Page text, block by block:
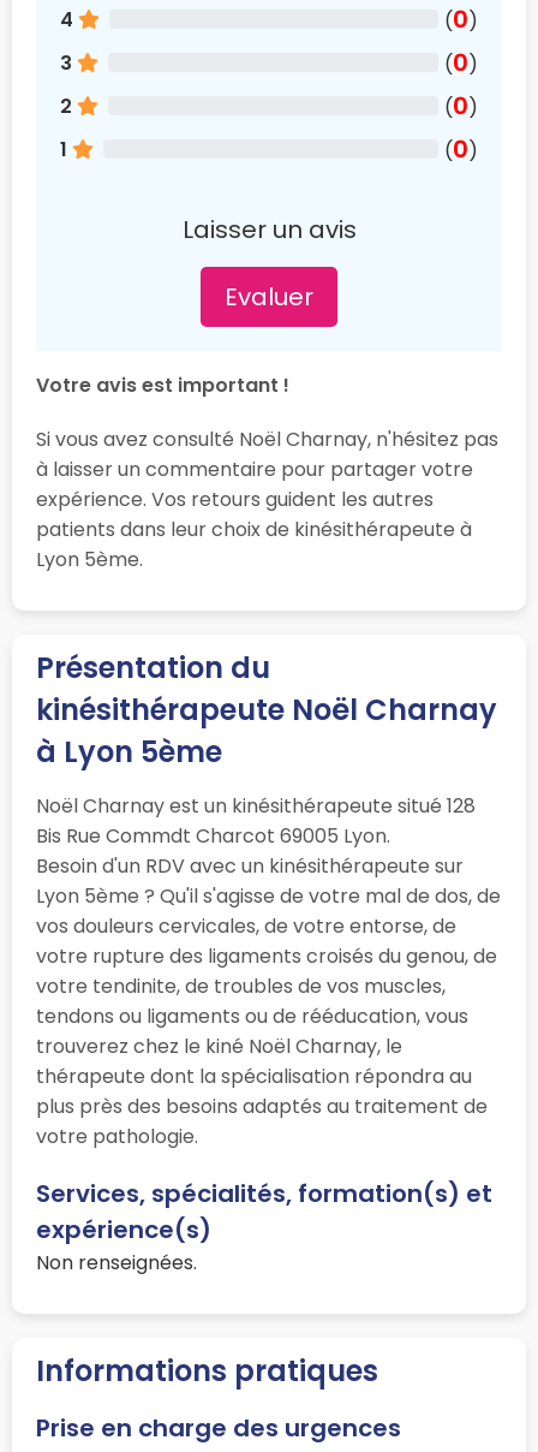
4
(0)
3
(0)
2
(0)
1
(0)
Laisser un avis
Evaluer
Votre avis est important !
Si vous avez consulté Noël Charnay, n'hésitez pas
à laisser un commentaire pour partager votre
expérience. Vos retours guident les autres
patients dans leur choix de kinésithérapeute à
Lyon 5ème.
Présentation du
kinésithérapeute Noël Charnay
à Lyon 5ème
Noël Charnay est un kinésithérapeute situé 128
Bis Rue Commdt Charcot 69005 Lyon.
Besoin d'un RDV avec un kinésithérapeute sur
Lyon 5ème ? Qu'il s'agisse de votre mal de dos, de
vos douleurs cervicales, de votre entorse, de
votre rupture des ligaments croisés du genou, de
votre tendinite, de troubles de vos muscles,
tendons ou ligaments ou de rééducation, vous
trouverez chez le kiné Noël Charnay, le
thérapeute dont la spécialisation répondra au
plus près des besoins adaptés au traitement de
votre pathologie.
Services, spécialités, formation(s) et
expérience(s)
Non renseignées.
Informations pratiques
Prise en charge des urgences